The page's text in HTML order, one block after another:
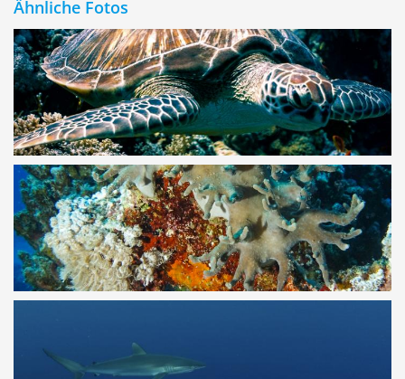
Ähnliche Fotos